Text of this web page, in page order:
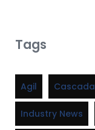
Tags
Agil Cascada
Industry News